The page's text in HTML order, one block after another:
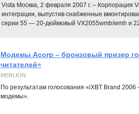
Vista Москва, 2 февраля 2007 г. – Корпорация
интеграции, выпустив снабженные
серии 55 — 20-дюймовый VX2055wmb/wmh и
Модемы Acorp – бронзовый призер
читателей»
MERLION
По результатам голосования «iXBT Brand
модемы».